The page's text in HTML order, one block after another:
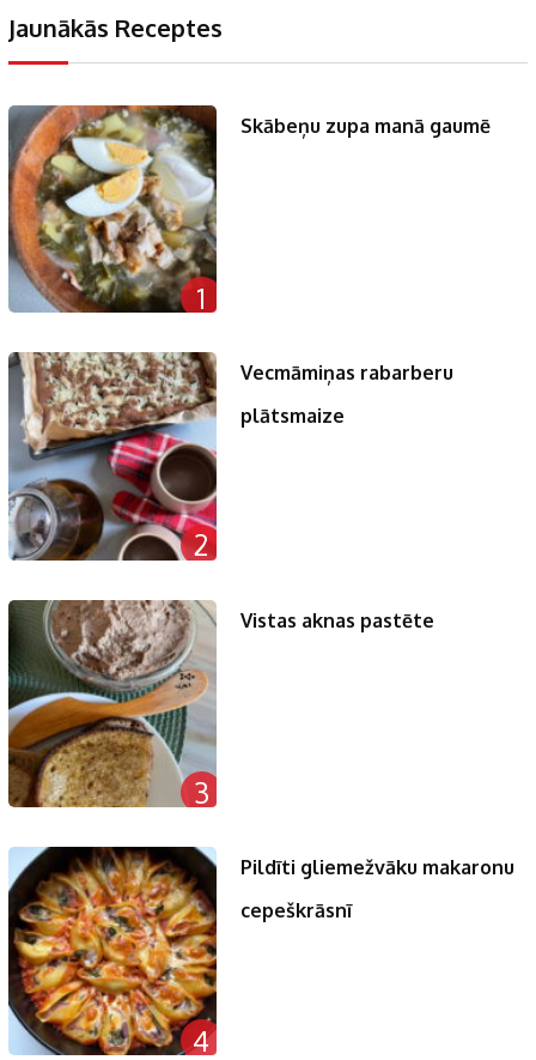
Jaunākās Receptes
1
Skābeņu zupa manā gaumē
2
Vecmāmiņas rabarberu
plātsmaize
3
Vistas aknas pastēte
4
Pildīti gliemežvāku makaronu
cepeškrāsnī